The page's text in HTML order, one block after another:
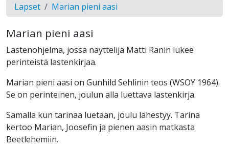
Lapset Marian pieni aasi
Marian pieni aasi
Lastenohjelma, jossa näyttelijä Matti Ranin lukee
perinteistä lastenkirjaa.
Marian pieni aasi on Gunhild Sehlinin teos (WSOY 1964).
Se on perinteinen, joulun alla luettava lastenkirja.
Samalla kun tarinaa luetaan, joulu lähestyy. Tarina
kertoo Marian, Joosefin ja pienen aasin matkasta
Beetlehemiin.